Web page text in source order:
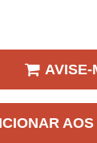
AVISE-